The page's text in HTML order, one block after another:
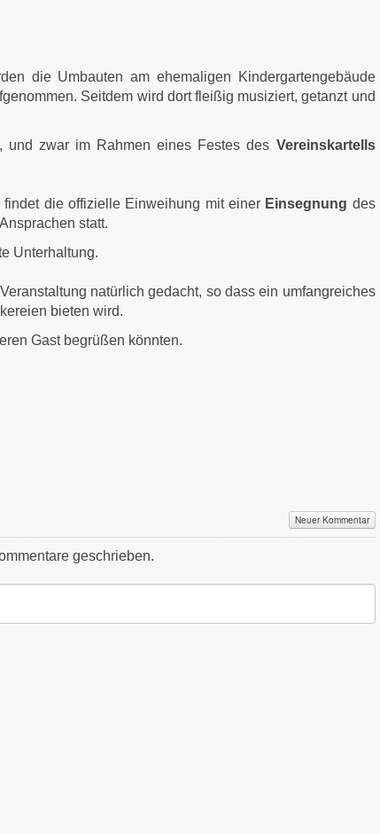
die Umbauten am ehemaligen Kindergartengebäude
Seitdem wird dort fleißig musiziert, getanzt und
zwar im Rahmen eines Festes des Vereinskartells
findet die offizielle Einweihung mit einer Einsegnung des
statt.
Unterhaltung.
natürlich gedacht, so dass ein umfangreiches
bieten wird.
Gast begrüßen könnten.
Neuer Kommentar
geschrieben.